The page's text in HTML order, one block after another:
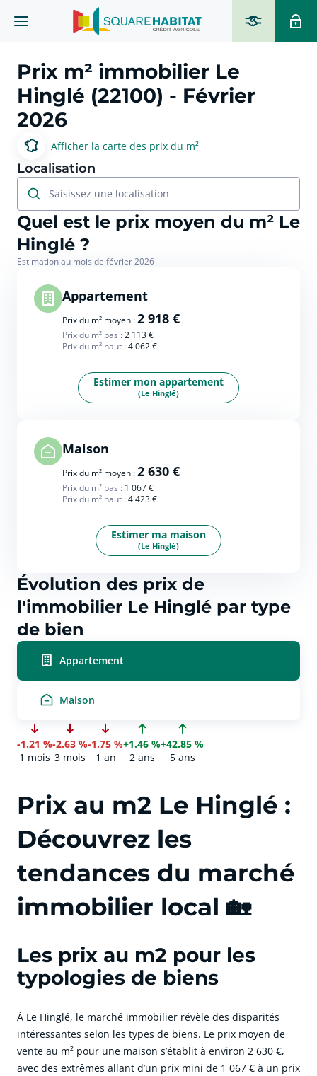
Prix m² immobilier Le
Hinglé (22100) - Février
2026
Afficher la carte des prix du m²
Localisation
Saisissez une localisation
Quel est le prix moyen du m² Le
Hinglé ?
Estimation au mois de février 2026
Appartement
Prix du m² moyen :2 918 €
Prix du m² bas :2 113 €
Prix du m² haut :4 062 €
Estimer mon appartement
(Le Hinglé)
Maison
Prix du m² moyen :2 630 €
Prix du m² bas : 1 067 €
Prix du m² haut :4 423 €
Estimer ma maison
(Le Hinglé)
Évolution des prix de
l'immobilier Le Hinglé par type
de bien
Appartement
Maison
-1.21 %
1 mois
-2.63 %
3 mois
-1.75 %
1 an
+1.46 %
2 ans
+42.85 %
5 ans
Prix au m2 Le Hinglé :
Découvrez les
tendances du marché
immobilier local 🏡
Les prix au m2 pour les
typologies de biens
À Le Hinglé, le marché immobilier révèle des disparités
intéressantes selon les types de biens. Le prix moyen de
vente au m² pour une maison s’établit à environ 2 630 €,
avec des extrêmes allant d’un prix mini de 1 067 € à un prix